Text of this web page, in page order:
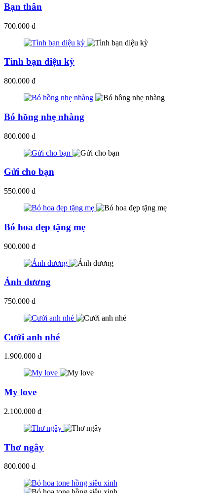
Bạn thân
700.000 đ
Tình bạn diệu kỳ
800.000 đ
Bó hồng nhẹ nhàng
800.000 đ
Gửi cho bạn
550.000 đ
Bó hoa đẹp tặng mẹ
900.000 đ
Ánh dương
750.000 đ
Cưới anh nhé
1.900.000 đ
My love
2.100.000 đ
Thơ ngây
800.000 đ